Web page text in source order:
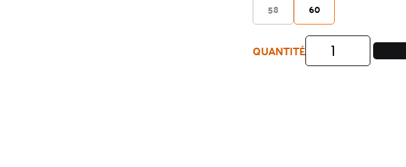
58 60
quantité
QUANTITÉ